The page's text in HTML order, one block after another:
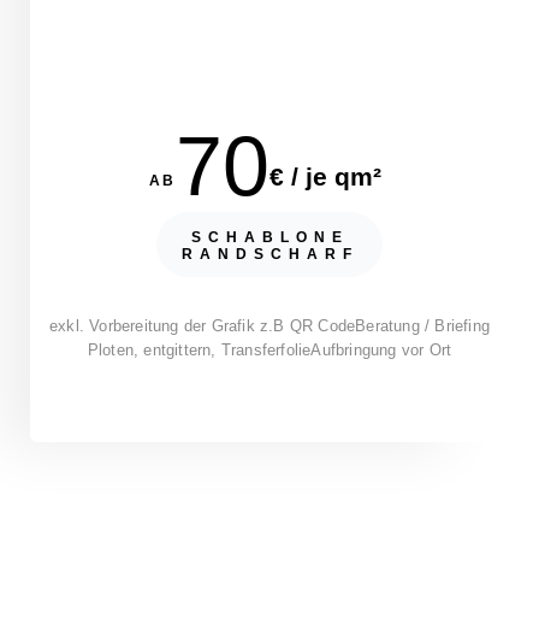
AB 70€ / je qm²
SCHABLONE
RANDSCHARF
exkl. Vorbereitung der Grafik z.B QR CodeBeratung / Briefing
Ploten, entgittern, TransferfolieAufbringung vor Ort